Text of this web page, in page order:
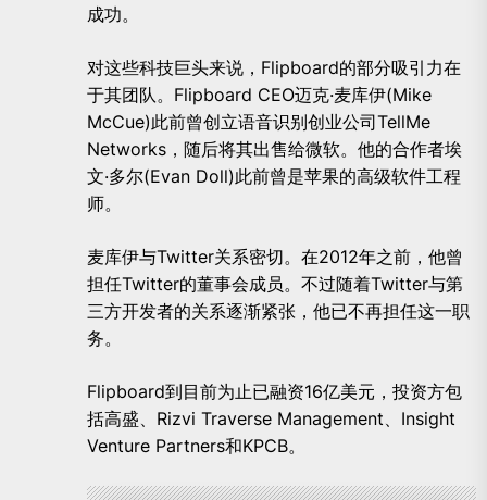
成功。
对这些科技巨头来说，Flipboard的部分吸引力在
于其团队。Flipboard CEO迈克·麦库伊(Mike
McCue)此前曾创立语音识别创业公司TellMe
Networks，随后将其出售给微软。他的合作者埃
文·多尔(Evan Doll)此前曾是苹果的高级软件工程
师。
麦库伊与Twitter关系密切。在2012年之前，他曾
担任Twitter的董事会成员。不过随着Twitter与第
三方开发者的关系逐渐紧张，他已不再担任这一职
务。
Flipboard到目前为止已融资16亿美元，投资方包
括高盛、Rizvi Traverse Management、Insight
Venture Partners和KPCB。